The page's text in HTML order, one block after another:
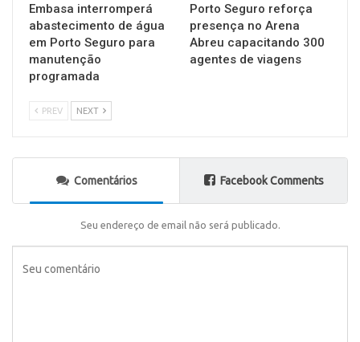
Embasa interromperá
abastecimento de água
em Porto Seguro para
manutenção
programada
Porto Seguro reforça
presença no Arena
Abreu capacitando 300
agentes de viagens
PREV NEXT
Comentários Facebook Comments
Seu endereço de email não será publicado.